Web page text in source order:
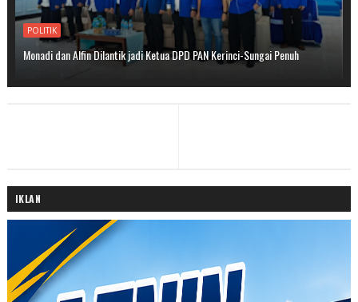
POLITIK
Monadi dan Alfin Dilantik jadi Ketua DPD PAN Kerinci-Sungai Penuh
IKLAN